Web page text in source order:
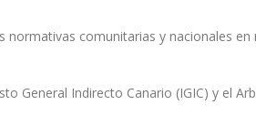
comunitarias y nacionales
Indirecto Canario (IGIC) y el